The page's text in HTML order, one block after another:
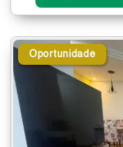
Oportunidade